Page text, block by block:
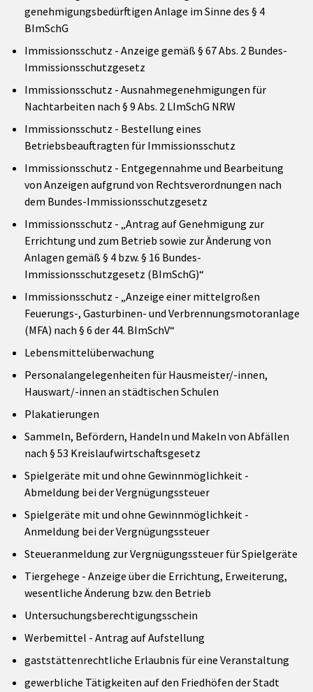
genehmigungsbedürftigen Anlage im Sinne des § 4
BImSchG
Immissionsschutz - Anzeige gemäß § 67 Abs. 2 Bundes-
Immissionsschutzgesetz
Immissionsschutz - Ausnahmegenehmigungen für
Nachtarbeiten nach § 9 Abs. 2 LImSchG NRW
Immissionsschutz - Bestellung eines
Betriebsbeauftragten für Immissionsschutz
Immissionsschutz - Entgegennahme und Bearbeitung
von Anzeigen aufgrund von Rechtsverordnungen nach
dem Bundes-Immissionsschutzgesetz
Immissionsschutz - „Antrag auf Genehmigung zur
Errichtung und zum Betrieb sowie zur Änderung von
Anlagen gemäß § 4 bzw. § 16 Bundes-
Immissionsschutzgesetz (BImSchG)“
Immissionsschutz - „Anzeige einer mittelgroßen
Feuerungs-, Gasturbinen- und Verbrennungsmotoranlage
(MFA) nach § 6 der 44. BImSchV“
Lebensmittelüberwachung
Personalangelegenheiten für Hausmeister/-innen,
Hauswart/-innen an städtischen Schulen
Plakatierungen
Sammeln, Befördern, Handeln und Makeln von Abfällen
nach § 53 Kreislaufwirtschaftsgesetz
Spielgeräte mit und ohne Gewinnmöglichkeit -
Abmeldung bei der Vergnügungssteuer
Spielgeräte mit und ohne Gewinnmöglichkeit -
Anmeldung bei der Vergnügungssteuer
Steueranmeldung zur Vergnügungssteuer für Spielgeräte
Tiergehege - Anzeige über die Errichtung, Erweiterung,
wesentliche Änderung bzw. den Betrieb
Untersuchungsberechtigungsschein
Werbemittel - Antrag auf Aufstellung
gaststättenrechtliche Erlaubnis für eine Veranstaltung
gewerbliche Tätigkeiten auf den Friedhöfen der Stadt